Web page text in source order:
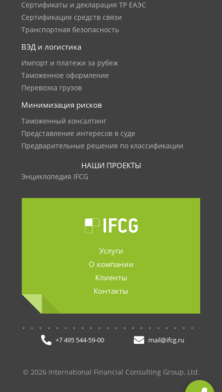
Сертификаты и декларация ТР ЕАЭС
Сертификация средств связи
Транспортная безопасность
ВЭД и логистика
Импорт и платежи за рубеж
Таможенное оформление
Перевозка грузов
Минимизация рисков
Таможенный консалтинг
Представление интересов в суде
Предварительные решения по классификации
НАШИ ПРОЕКТЫ
Энциклопедия IFCG
Услуги
О компании
Клиенты
Контакты
+7 495 544-59-00 mail@ifcg.ru
© 2026 International Financial Consulting Group, Ltd.